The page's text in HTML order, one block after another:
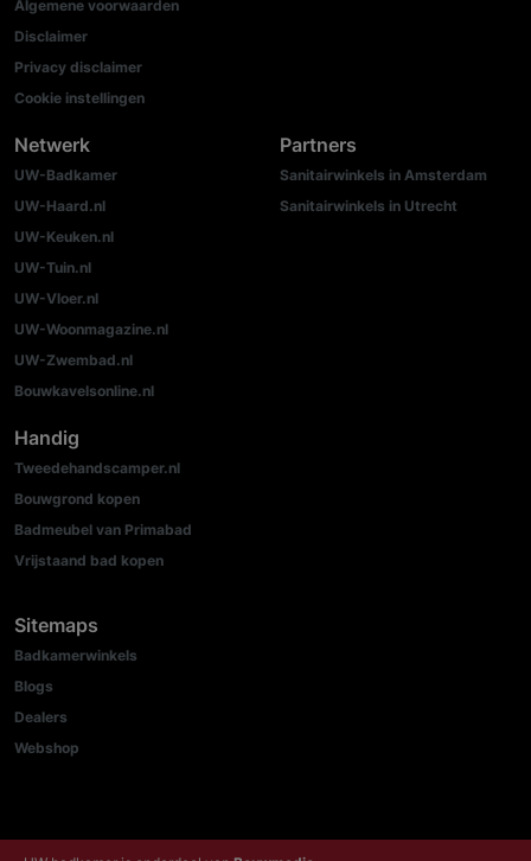
Algemene voorwaarden
Disclaimer
Privacy disclaimer
Cookie instellingen
Netwerk
UW-Badkamer
UW-Haard.nl
UW-Keuken.nl
UW-Tuin.nl
UW-Vloer.nl
UW-Woonmagazine.nl
UW-Zwembad.nl
Bouwkavelsonline.nl
Partners
Sanitairwinkels in Amsterdam
Sanitairwinkels in Utrecht
Handig
Tweedehandscamper.nl
Bouwgrond kopen
Badmeubel van Primabad
Vrijstaand bad kopen
Sitemaps
Badkamerwinkels
Blogs
Dealers
Webshop